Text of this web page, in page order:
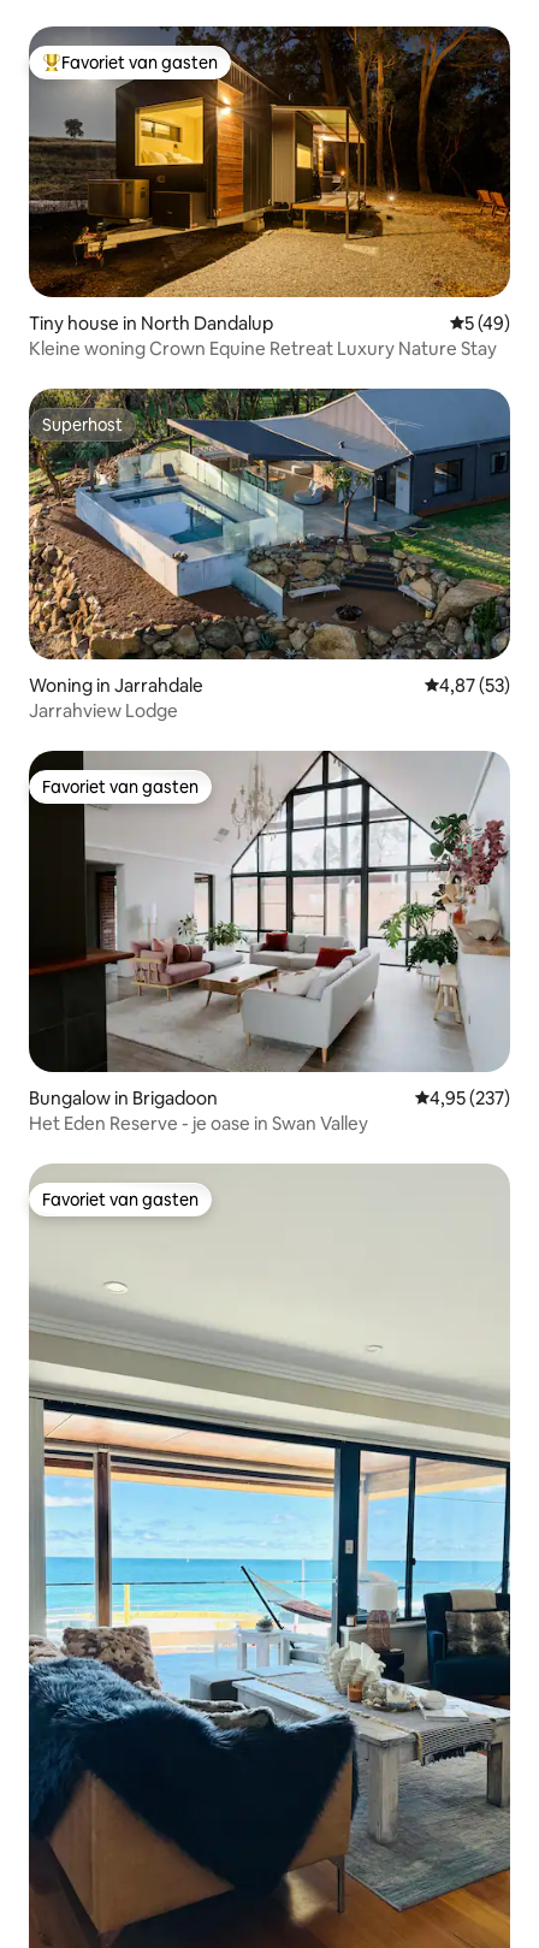
Topfavoriet van gasten
Favoriet van gasten
Tiny house in North Dandalup
5 (49)
Kleine woning Crown Equine Retreat Luxury Nature Stay
Superhost
Superhost
Woning in Jarrahdale Gemiddelde
4,87 (53)
Jarrahview Lodge
Favoriet van gasten
Favoriet van gasten
Bungalow in Brigadoon Gemiddelde
4,95 (237)
Het Eden Reserve - je oase in Swan Valley
Favoriet van gasten
Favoriet van gasten